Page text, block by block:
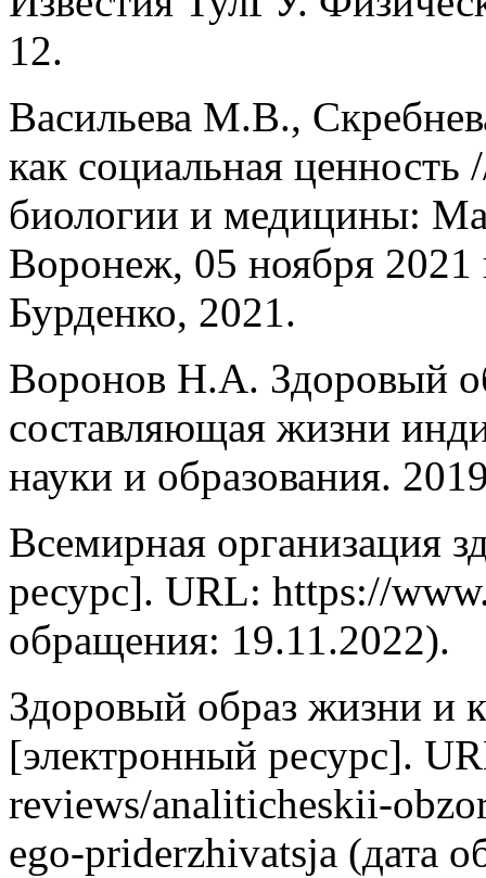
12.
Васильева М.В.,
как социальная
биологии и медицины:
Воронеж, 05 ноября
Бурденко, 2021.
Воронов Н.А. Здоровый
составляющая жизни
науки и образования.
Всемирная организация
ресурс]. URL: https://
обращения: 19.11.2022).
Здоровый образ жизни и
[электронный ресурс].
reviews/analiticheskii-
ego-priderzhivatsja (дата